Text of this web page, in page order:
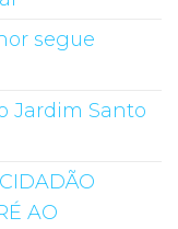
segue
Jardim Santo
AO